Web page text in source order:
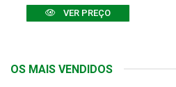
VER PREÇO
OS MAIS VENDIDOS